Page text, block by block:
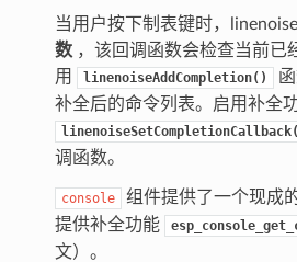
当用户按下制表键时，
数，该回调函数会检查当前已
用
linenoiseAddCompletion()
补全后的命令列表。启用补全
调函数。
console
组件提供了一个现成
提供补全功能
文）。